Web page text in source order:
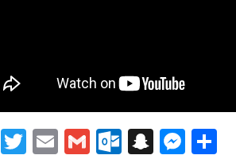
Facebook
Twitter
EmailGmail